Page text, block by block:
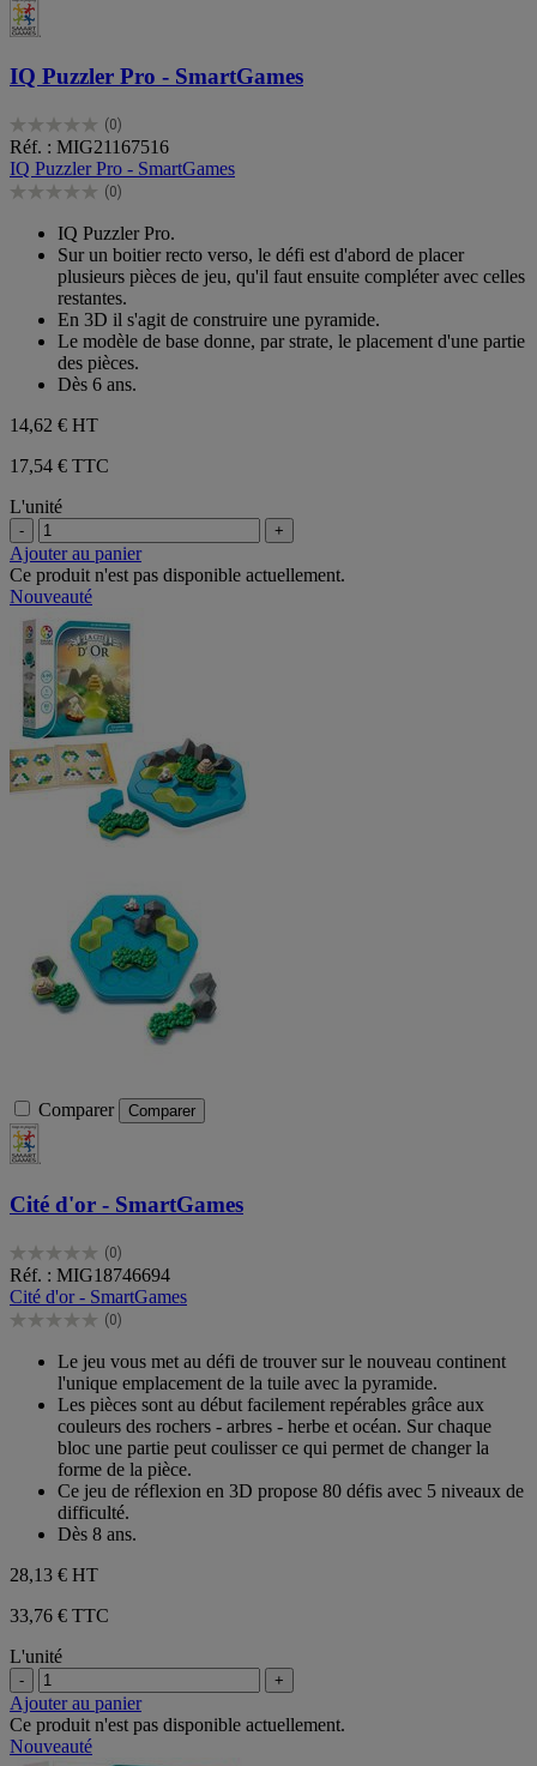
IQ Puzzler Pro - SmartGames
(0)
0.0
sur
5
étoiles.
Réf. : MIG21167516
IQ Puzzler Pro - SmartGames
(0)
0.0
étoiles.
IQ Puzzler Pro.
Sur un boitier recto verso, le défi est d'abord de placer
plusieurs pièces de jeu, qu'il faut ensuite compléter avec celles
restantes.
En 3D il s'agit de construire une pyramide.
Le modèle de base donne, par strate, le placement d'une partie
des pièces.
Dès 6 ans.
14,62 € HT
17,54 € TTC
L'unité
- +
Ajouter au panier
Ce produit n'est pas disponible actuellement.
Nouveauté
Comparer Comparer
Cité d'or - SmartGames
(0)
0.0
sur
5
étoiles.
Réf. : MIG18746694
Cité d'or - SmartGames
(0)
0.0
étoiles.
Le jeu vous met au défi de trouver sur le nouveau continent
l'unique emplacement de la tuile avec la pyramide.
Les pièces sont au début facilement repérables grâce aux
couleurs des rochers - arbres - herbe et océan. Sur chaque
bloc une partie peut coulisser ce qui permet de changer la
forme de la pièce.
Ce jeu de réflexion en 3D propose 80 défis avec 5 niveaux de
difficulté.
Dès 8 ans.
28,13 € HT
33,76 € TTC
L'unité
- +
Ajouter au panier
Ce produit n'est pas disponible actuellement.
Nouveauté